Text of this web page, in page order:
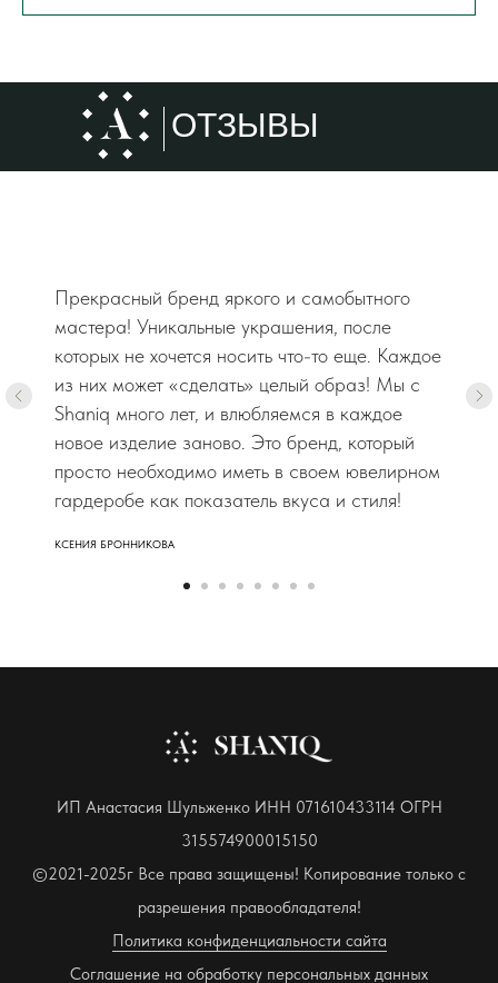
ОТЗЫВЫ
Прекрасный бренд яркого и самобытного
мастера! Уникальные украшения, после
которых не хочется носить что-то еще. Каждое
из них может «сделать» целый образ! Мы с
Shaniq много лет, и влюбляемся в каждое
новое изделие заново. Это бренд, который
просто необходимо иметь в своем ювелирном
гардеробе как показатель вкуса и стиля!
КСЕНИЯ БРОННИКОВА
ИП Анастасия Шульженко ИНН 071610433114 ОГРН
315574900015150
©2021-2025г Все права защищены! Копирование только с
разрешения правообладателя!
Политика конфиденциальности сайта
Соглашение на обработку персональных данных